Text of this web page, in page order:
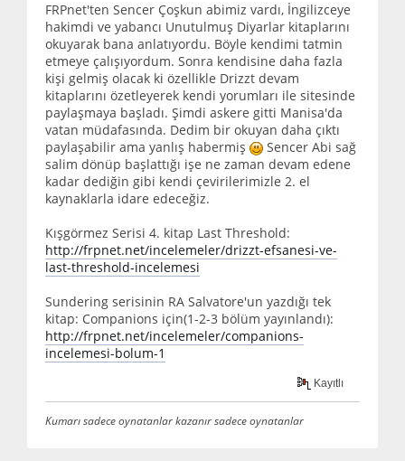
FRPnet'ten Sencer Çoşkun abimiz vardı, İngilizceye
hakimdi ve yabancı Unutulmuş Diyarlar kitaplarını
okuyarak bana anlatıyordu. Böyle kendimi tatmin
etmeye çalışıyordum. Sonra kendisine daha fazla
kişi gelmiş olacak ki özellikle Drizzt devam
kitaplarını özetleyerek kendi yorumları ile sitesinde
paylaşmaya başladı. Şimdi askere gitti Manisa'da
vatan müdafasında. Dedim bir okuyan daha çıktı
paylaşabilir ama yanlış habermiş
Sencer Abi sağ
salim dönüp başlattığı işe ne zaman devam edene
kadar dediğin gibi kendi çevirilerimizle 2. el
kaynaklarla idare edeceğiz.
Kışgörmez Serisi 4. kitap Last Threshold:
http://frpnet.net/incelemeler/drizzt-efsanesi-ve-
last-threshold-incelemesi
Sundering serisinin RA Salvatore'un yazdığı tek
kitap: Companions için(1-2-3 bölüm yayınlandı):
http://frpnet.net/incelemeler/companions-
incelemesi-bolum-1
Kayıtlı
Kumarı sadece oynatanlar kazanır sadece oynatanlar